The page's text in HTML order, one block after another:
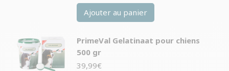
Ajouter au panier
PrimeVal Gelatinaat pour chiens
500 gr
39,99€